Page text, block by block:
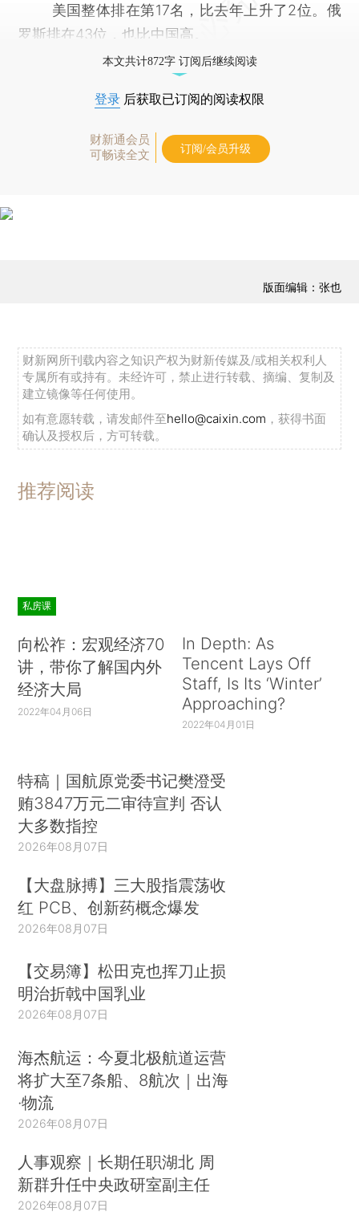
美国整体排在第17名，比去年上升了2位。俄
罗斯排在43位，也比中国高。
本文共计872字 订阅后继续阅读
登录 后获取已订阅的阅读权限
财新通会员
可畅读全文
订阅/会员升级
版面编辑：张也
财新网所刊载内容之知识产权为财新传媒及/或相关权利人
专属所有或持有。未经许可，禁止进行转载、摘编、复制及
建立镜像等任何使用。
如有意愿转载，请发邮件至hello@caixin.com ，获得书面
确认及授权后，方可转载。
推荐阅读
私房课
向松祚：宏观经济70
讲，带你了解国内外
经济大局
2022年04月06日
In Depth: As
Tencent Lays Off
Staff, Is Its ‘Winter’
Approaching?
2022年04月01日
特稿｜国航原党委书记樊澄受
贿3847万元二审待宣判 否认
大多数指控
2026年08月07日
【大盘脉搏】三大股指震荡收
红 PCB、创新药概念爆发
2026年08月07日
【交易簿】松田克也挥刀止损
明治折戟中国乳业
2026年08月07日
海杰航运：今夏北极航道运营
将扩大至7条船、8航次｜出海
·物流
2026年08月07日
人事观察｜长期任职湖北 周
新群升任中央政研室副主任
2026年08月07日